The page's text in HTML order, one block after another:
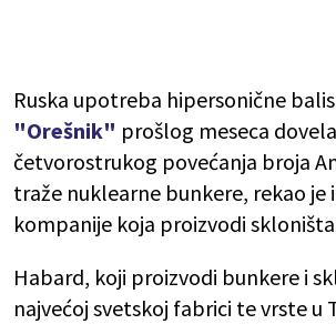
Ruska upotreba hipersonične
"Orešnik" prošlog meseca
četvorostrukog povećanja broja
traže nuklearne bunkere, rekao je
kompanije koja proizvodi
Habard, koji proizvodi bunkere i
najvećoj svetskoj fabrici te vrste u